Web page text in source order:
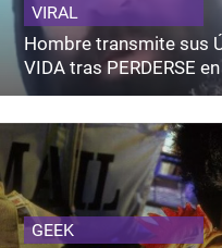
VIRAL
Hombre transmite sus
VIDA tras PERDERSE
GEEK